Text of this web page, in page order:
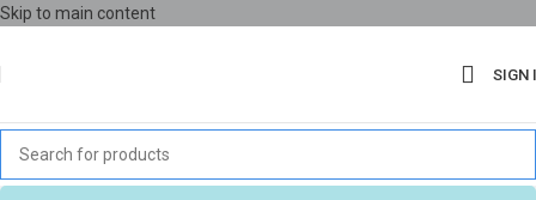
Skip to main content
SIGN